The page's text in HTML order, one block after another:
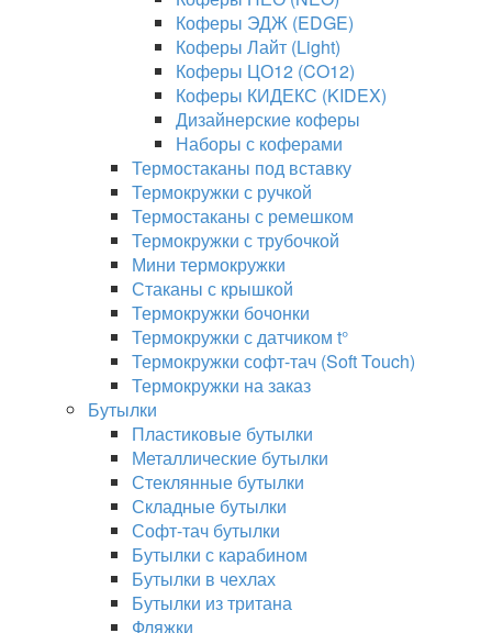
Коферы ЭДЖ (EDGE)
Коферы Лайт (Light)
Коферы ЦО12 (CO12)
Коферы КИДЕКС (KIDEX)
Дизайнерские коферы
Наборы с коферами
Термостаканы под вставку
Термокружки с ручкой
Термостаканы с ремешком
Термокружки с трубочкой
Мини термокружки
Стаканы с крышкой
Термокружки бочонки
Термокружки с датчиком t°
Термокружки софт-тач (Soft Touch)
Термокружки на заказ
Бутылки
Пластиковые бутылки
Металлические бутылки
Стеклянные бутылки
Складные бутылки
Софт-тач бутылки
Бутылки с карабином
Бутылки в чехлах
Бутылки из тритана
Фляжки